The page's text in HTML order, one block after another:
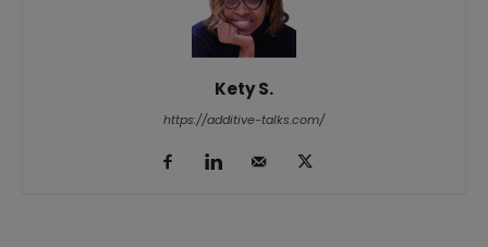
Kety S.
https://additive-talks.com/